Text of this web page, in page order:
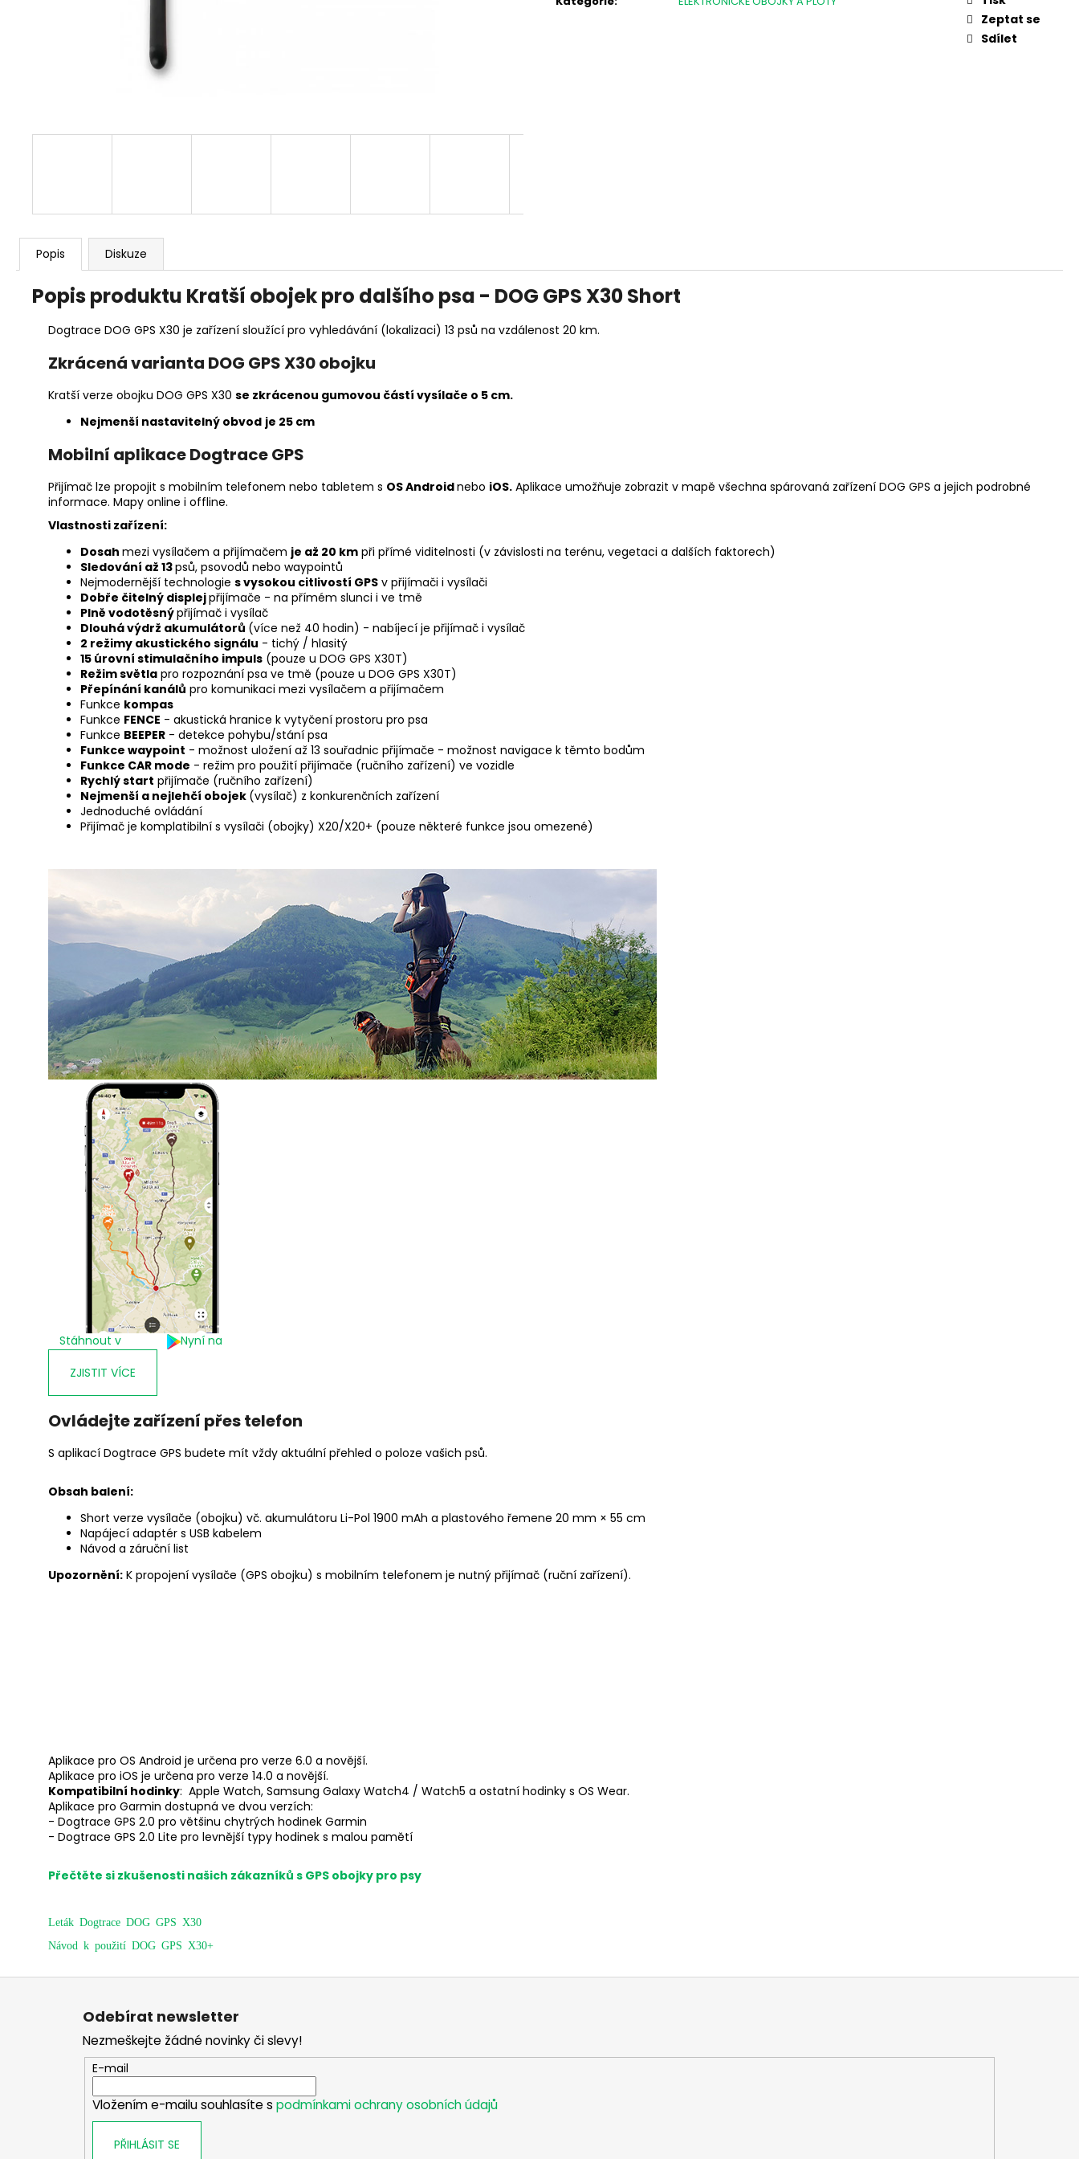
Zeptat se
Sdílet
Popis Diskuze
Popis produktu Kratší obojek pro dalšího psa - DOG GPS X30 Short
Dogtrace DOG GPS X30 je zařízení sloužící pro vyhledávání (lokalizaci) 13 psů na vzdálenost 20 km.
Zkrácená varianta DOG GPS X30 obojku
Kratší verze obojku DOG GPS X30 se zkrácenou gumovou částí vysílače o 5 cm.
Nejmenší nastavitelný obvod je 25 cm
Mobilní aplikace Dogtrace GPS
Přijímač lze propojit s mobilním telefonem nebo tabletem s OS Androidnebo iOS. Aplikace umožňuje zobrazit v mapě všechna spárovaná zařízení DOG GPS a jejich podrobné
informace. Mapy online i offline.
Vlastnosti zařízení:
Dosah mezi vysílačem a přijímačem je až 20 km při přímé viditelnosti (v závislosti na terénu, vegetaci a dalších faktorech)
Sledování až 13psů, psovodů nebo waypointů
Nejmodernější technologie s vysokou citlivostí GPS v přijímači i vysílači
Dobře čitelný displejpřijímače - na přímém slunci i ve tmě
Plně vodotěsnýpřijímač i vysílač
Dlouhá výdrž akumulátorů (více než 40 hodin) - nabíjecí je přijímač i vysílač
2 režimy akustického signálu - tichý / hlasitý
15 úrovní stimulačního impuls (pouze u DOG GPS X30T)
Režim světla pro rozpoznání psa ve tmě (pouze u DOG GPS X30T)
Přepínání kanálů pro komunikaci mezi vysílačem a přijímačem
Funkce kompas
Funkce FENCE - akustická hranice k vytyčení prostoru pro psa
Funkce BEEPER - detekce pohybu/stání psa
Funkce waypoint - možnost uložení až 13 souřadnic přijímače - možnost navigace k těmto bodům
Funkce CAR mode - režim pro použití přijímače (ručního zařízení) ve vozidle
Rychlý start přijímače (ručního zařízení)
Nejmenší a nejlehčí obojek (vysílač) z konkurenčních zařízení
Jednoduché ovládání
Přijímač je komplatibilní s vysílači (obojky) X20/X20+ (pouze některé funkce jsou omezené)
Stáhnout v
Nyní na
ZJISTIT VÍCE
Ovládejte zařízení přes telefon
S aplikací Dogtrace GPS budete mít vždy aktuální přehled o poloze vašich psů.
Obsah balení:
Short verze vysílače (obojku) vč. akumulátoru Li-Pol 1900 mAh a plastového řemene 20 mm × 55 cm
Napájecí adaptér s USB kabelem
Návod a záruční list
Upozornění: K propojení vysílače (GPS obojku) s mobilním telefonem je nutný přijímač (ruční zařízení).
Aplikace pro OS Android je určena pro verze 6.0 a novější.
Aplikace pro iOS je určena pro verze 14.0 a novější.
Kompatibilní hodinky: Apple Watch, Samsung Galaxy Watch4 / Watch5 a ostatní hodinky s OS Wear.
Aplikace pro Garmin dostupná ve dvou verzích:
- Dogtrace GPS 2.0 pro většinu chytrých hodinek Garmin
- Dogtrace GPS 2.0 Lite pro levnější typy hodinek s malou pamětí
Přečtěte si zkušenosti našich zákazníků s GPS obojky pro psy
Leták Dogtrace DOG GPS X30
Návod k použití DOG GPS X30+
KOŠILE PINEWOOD PRESTWICK LADIES
PISTOLE HS S5 CAL. 45 AUTO, 3,3"
Z
Odebírat newsletter
Nezmeškejte žádné novinky či slevy!
E-mail
Vložením e-mailu souhlasíte s podmínkami ochrany osobních údajů
PŘIHLÁSIT SE